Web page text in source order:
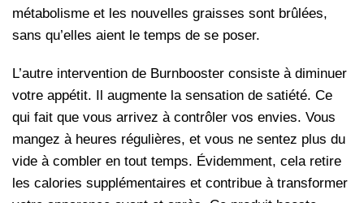
métabolisme et les nouvelles graisses sont brûlées,
sans qu’elles aient le temps de se poser.
L’autre intervention de Burnbooster consiste à diminuer
votre appétit. Il augmente la sensation de satiété. Ce
qui fait que vous arrivez à contrôler vos envies. Vous
mangez à heures régulières, et vous ne sentez plus du
vide à combler en tout temps. Évidemment, cela retire
les calories supplémentaires et contribue à transformer